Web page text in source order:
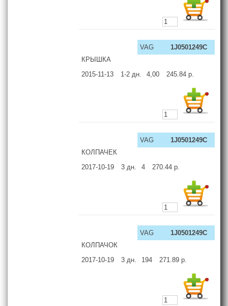
VAG
1J0501249C
КРЫШКА
2015-11-13
1-2 дн. 4,00 245.84 р.
VAG
1J0501249C
КОЛПАЧЕК
2017-10-19
3 дн. 4 270.44 р.
VAG
1J0501249C
КОЛПАЧОК
2017-10-19
3 дн. 194 271.89 р.